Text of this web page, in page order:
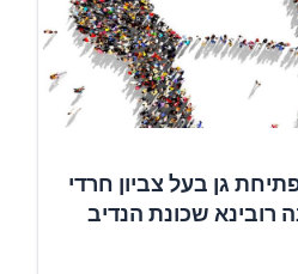
גן בעל צביון חרדי
שכונת הנדיב